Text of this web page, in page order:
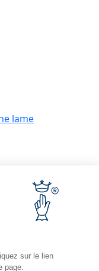
sur le lien
page.
lame